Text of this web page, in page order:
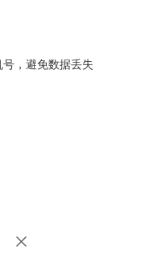
，避免数据丢失